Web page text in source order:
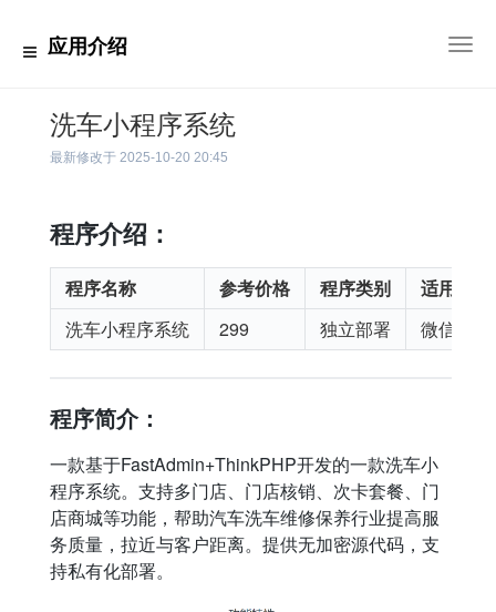
切
应用介绍
洗车小程序系统
最新修改于 2025-10-20 20:45
程序介绍：
程序名称 参考价格 程序类别
适用平台
洗车小程序系统
299 独立部署 微信小程
程序简介：
一款基于FastAdmin+ThinkPHP开发的一款洗车小
程序系统。支持多门店、门店核销、次卡套餐、门
店商城等功能，帮助汽车洗车维修保养行业提高服
务质量，拉近与客户距离。提供无加密源代码，支
持私有化部署。